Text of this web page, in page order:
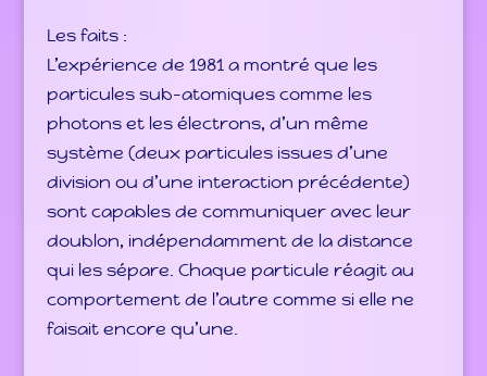
Les faits :
L’expérience de 1981 a montré que les
particules sub-atomiques comme les
photons et les électrons, d’un même
système (deux particules issues d’une
division ou d’une interaction précédente)
sont capables de communiquer avec leur
doublon, indépendamment de la distance
qui les sépare. Chaque particule réagit au
comportement de l’autre comme si elle ne
faisait encore qu’une.